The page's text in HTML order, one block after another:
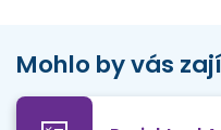
Mohlo by vás